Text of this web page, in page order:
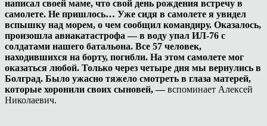
написал своей маме, что свой день рождения встречу в
самолете. Не пришлось… Уже сидя в самолете я увидел
вспышку над морем, о чем сообщил командиру. Оказалось,
произошла авиакатастрофа — в воду упал ИЛ-76 с
солдатами нашего батальона. Все 57 человек,
находившихся на борту, погибли. На этом самолете мог
оказаться любой. Только через четыре дня мы вернулись в
Болград. Было ужасно тяжело смотреть в глаза матерей,
которые хоронили своих сыновей, —вспоминает Алексей
Николаевич.